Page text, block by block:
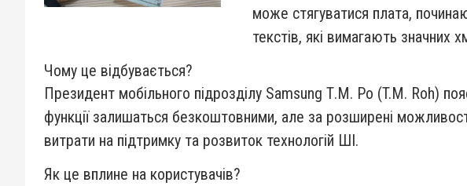
може стягуватися плата,
текстів, які вимагають значних
Чому це відбувається?
Президент мобільного підрозділу Samsung Т.М. Ро (T.M. Roh)
функції залишаться безкоштовними, але за розширені
витрати на підтримку та розвиток технологій ШІ.
Як це вплине на користувачів?